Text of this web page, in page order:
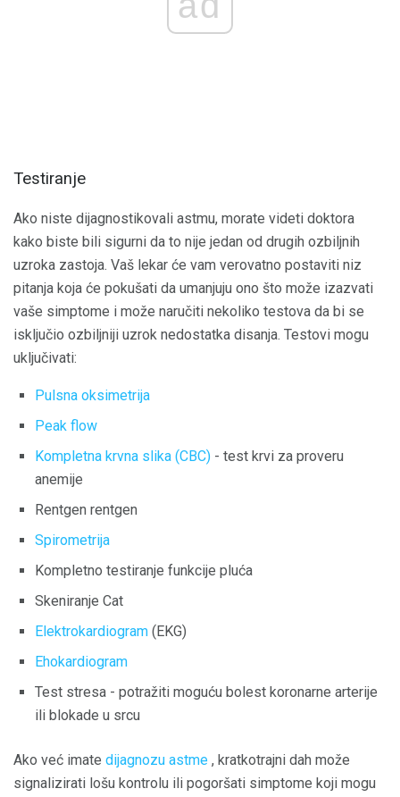
Testiranje
Ako niste dijagnostikovali astmu, morate videti doktora
kako biste bili sigurni da to nije jedan od drugih ozbiljnih
uzroka zastoja. Vaš lekar će vam verovatno postaviti niz
pitanja koja će pokušati da umanjuju ono što može izazvati
vaše simptome i može naručiti nekoliko testova da bi se
isključio ozbiljniji uzrok nedostatka disanja. Testovi mogu
uključivati:
Pulsna oksimetrija
Peak flow
Kompletna krvna slika (CBC) - test krvi za proveru
anemije
Rentgen rentgen
Spirometrija
Kompletno testiranje funkcije pluća
Skeniranje Cat
Elektrokardiogram (EKG)
Ehokardiogram
Test stresa - potražiti moguću bolest koronarne arterije
ili blokade u srcu
Ako već imate dijagnozu astme , kratkotrajni dah može
signalizirati lošu kontrolu ili pogoršati simptome koji mogu